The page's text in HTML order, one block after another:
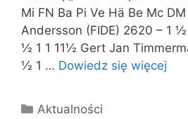
Mi FN Ba Pi Ve Hä Be Mc
Andersson (FIDE) 2620 – 1
½ 1 1 11½ Gert Jan
½ 1 … Dowiedz się więcej
Kategorie
Aktualności